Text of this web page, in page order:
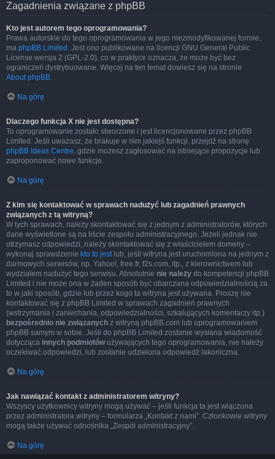
Zagadnienia związane z phpBB
Kto jest autorem tego oprogramowania?
Prawa autorskie do tego oprogramowania w jego niezmodyfikowanej formie,
ma phpBB Limited . Jest ono publikowane na licencji GNU General Public
License wersja 2 (GPL-2.0), co w praktyce oznacza, że może być bez
ograniczeń dystrybuowane. Więcej na ten temat dowiesz się na stronie
About phpBB.
Na górę
Dlaczego funkcja X nie jest dostępna?
To oprogramowanie zostało stworzone i jest licencjonowane przez phpBB
Limited. Jeśli uważasz, że brakuje w nim jakiejś funkcji, przejdź na stronę
phpBB Ideas Centre, gdzie możesz zagłosować na istniejące propozycje lub
zaproponować nowe funkcje.
Na górę
Z kim się kontaktować w sprawach nadużyć lub zagadnień prawnych
związanych z tą witryną?
W tych sprawach, należy skontaktować się z jednym z administratorów, których
dane wyświetlone są na liście zespołu administracyjnego. Jeżeli jednak nie
otrzymasz odpowiedzi, należy skontaktować się z właścicielem domeny –
wykonaj sprawdzenie kto to jestlub, jeśli witryna jest uruchomiona na jednym z
darmowych serwisów, np. Yahoo!, free.fr, f2s.com, itp., z kierownictwem lub
wydziałem nadużyć tego serwisu. Absolutnie nie należy do kompetencji phpBB
Limited i nie może ona w żaden sposób być obarczana odpowiedzialnością za
to w jaki sposób, gdzie lub przez kogo ta witryna jest używana. Proszę nie
kontaktować się z phpBB Limited w sprawach zagadnień prawnych
(wstrzymania i zaniechania, odpowiedzialności, szkalujących komentarzy itp.)
bezpośrednio nie związanych z witryną phpBB.com lub oprogramowaniem
phpBB samym w sobie. Jeśli do phpBB Limited zostanie wysłana wiadomość
dotycząca innych podmiotów używających tego oprogramowania, nie należy
oczekiwać odpowiedzi, lub zostanie udzielona odpowiedź lakoniczna.
Na górę
Jak nawiązać kontakt z administratorem witryny?
Wszyscy użytkownicy witryny mogą używać – jeśli funkcja ta jest włączona
przez administratora witryny – formularza „Kontakt z nami”. Członkowie witryny
mogą także używać odnośnika „Zespół administracyjny”.
Na górę